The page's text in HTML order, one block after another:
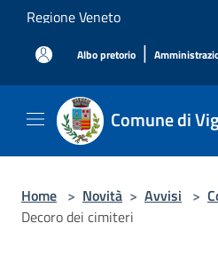
Salta al contenuto principale
Regione Veneto
Albo pretorio |
Comune di
Home > Novità > Avvisi >
Decoro dei cimiteri